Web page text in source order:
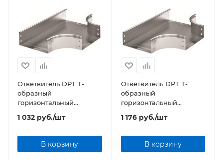
Ответвитель DPT Т-
образный
горизонтальный
1 032 руб./шт
В корзину
Ответвитель DPT Т-
образный
горизонтальный
1 176руб./шт
В корзину